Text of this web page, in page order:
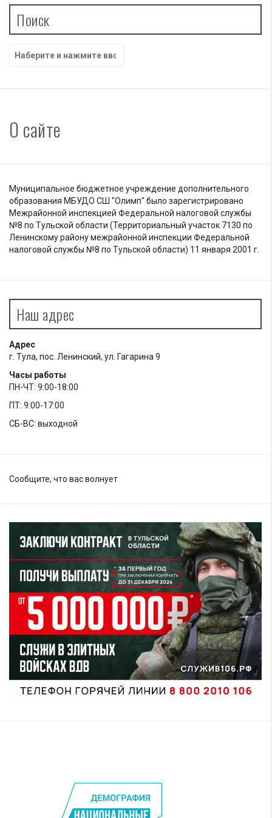
Поиск
Найти:
О сайте
Муниципальное бюджетное учреждение дополнительного
образования МБУДО СШ "Олимп" было зарегистрировано
Межрайонной инспекцией Федеральной налоговой службы
№8 по Тульской области (Территориальный участок 7130 по
Ленинскому району межрайонной инспекции Федеральной
налоговой службы №8 по Тульской области) 11 января 2001 г.
Наш адрес
Адрес
г. Тула, пос. Ленинский, ул. Гагарина 9
Часы работы
ПН-ЧТ: 9:00-18:00
ПТ: 9:00-17:00
СБ-ВС: выходной
Сообщите, что вас волнует